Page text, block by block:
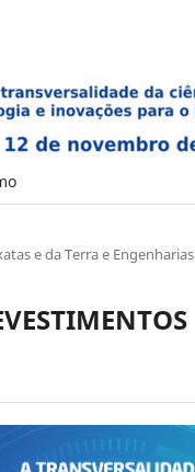
e da Terra e Engenharias